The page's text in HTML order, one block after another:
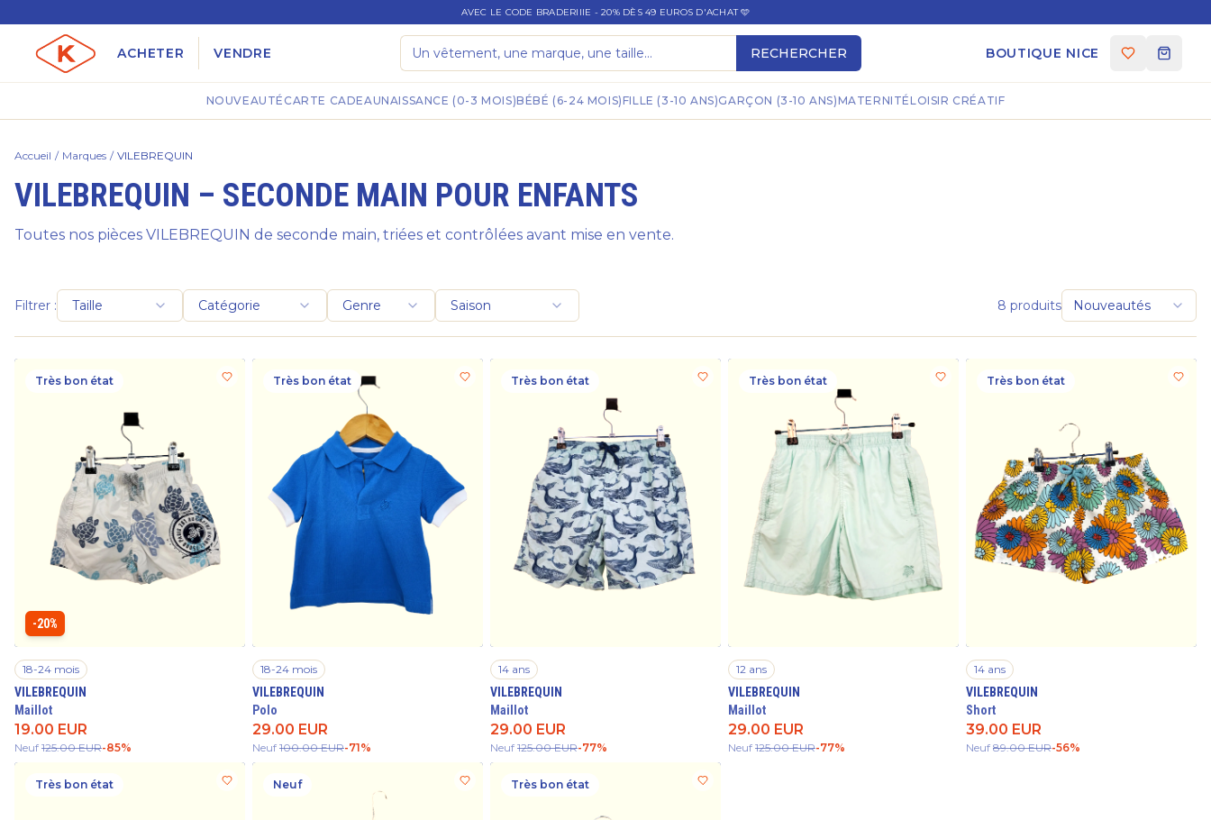
AVEC LE CODE BRADERIIIE - 20% DÈS 49 EUROS D'ACHAT 🩵
ACHETER VENDRE RECHERCHER BOUTIQUE NICE
NOUVEAUTÉ CARTE CADEAUNAISSANCE (0-3 MOIS)BÉBÉ (6-24 MOIS)FILLE (3-10 ANS)GARÇON (3-10 ANS)MATERNITÉLOISIR CRÉATIF
Accueil / Marques / VILEBREQUIN
VILEBREQUIN – SECONDE MAIN POUR ENFANTS
Toutes nos pièces VILEBREQUIN de seconde main, triées et contrôlées avant mise en vente.
Filtrer : Taille Catégorie Genre Saison 8 produits Nouveautés
Très bon état
-20%
18-24 mois
VILEBREQUIN
Maillot
19.00 EUR
Neuf 125.00 EUR-85%
Très bon état
18-24 mois
VILEBREQUIN
Polo
29.00 EUR
Neuf 100.00 EUR-71%
Très bon état
14 ans
VILEBREQUIN
Maillot
29.00 EUR
Neuf 125.00 EUR-77%
Très bon état
12 ans
VILEBREQUIN
Maillot
29.00 EUR
Neuf 125.00 EUR-77%
Très bon état
14 ans
VILEBREQUIN
Short
39.00 EUR
Neuf 89.00 EUR-56%
Très bon état Neuf Très bon état